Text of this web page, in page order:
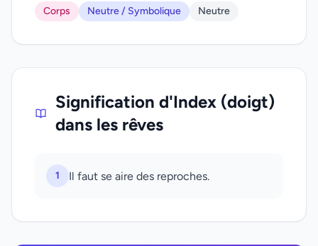
Corps Neutre / Symbolique Neutre
Signification d'Index (doigt)
dans les rêves
1 Il faut se aire des reproches.